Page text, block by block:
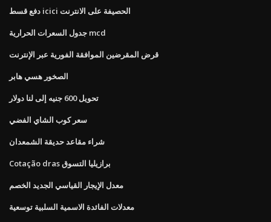
دفع قسط icici الحصيفة على الانترنت
جدول السعرات الحرارية mcd
قرض المقرضين الموافقة الفورية عبر الإنترنت
الصخور هسي هابر
تحويل 600 جنيه إلى لنا دولار
سعر كوب الشاي الفضي
شراء مقاعد حديقة الشمعدان
Cotação dras برازيليا التسوق
معدل الإيجار القياسي الجديد الخصم
معدلات الفائدة الاسمية السلبية توسعية